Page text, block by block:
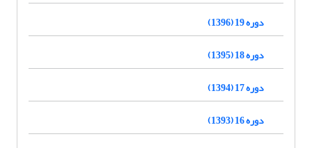
دوره 19 (1396)
دوره 18 (1395)
دوره 17 (1394)
دوره 16 (1393)